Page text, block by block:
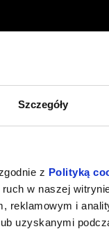
Szczegóły
z Polityką
w naszej
reklamowym i
uzyskanymi